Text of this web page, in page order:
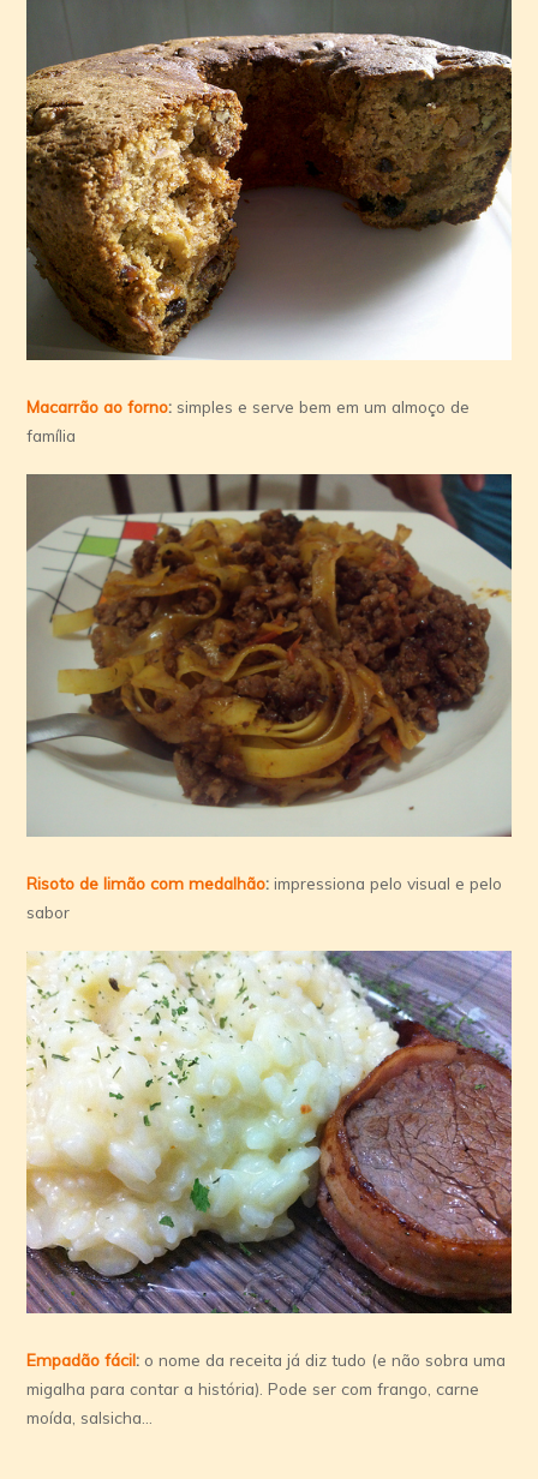
Macarrão ao forno: simples e serve bem em um almoço de
família
Risoto de limão com medalhão: impressiona pelo visual e pelo
sabor
Empadão fácil:o nome da receita já diz tudo (e não sobra uma
migalha para contar a história). Pode ser com frango, carne
moída, salsicha…